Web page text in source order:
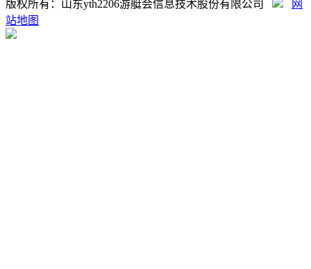
版权所有：山东yth2206游艇会信息技术股份有限公司
网
站地图